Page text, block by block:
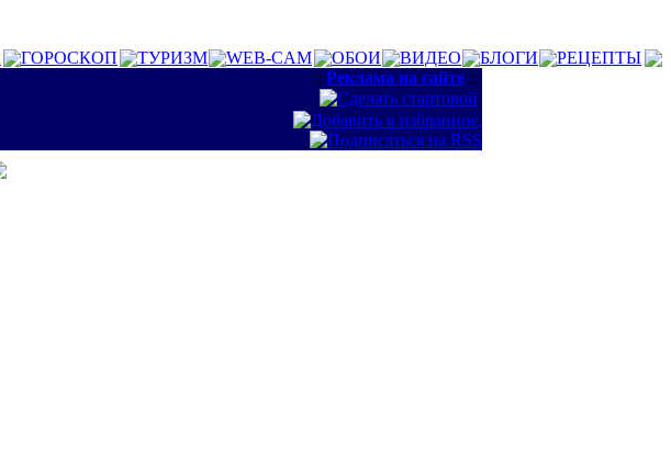
ГОРОСКОП ТУРИЗМ WEB-CAM ОБОИ ВИДЕО БЛОГИ
РЕЦЕПТЫ
:: Реклама на сайте ::